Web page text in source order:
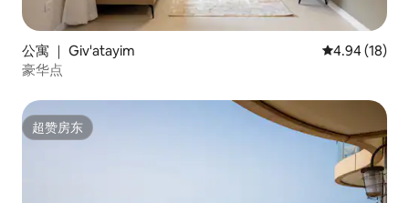
公寓 ｜ Giv'atayim 平均评分
4.94 (18)
豪华点
超赞房东
超赞房东